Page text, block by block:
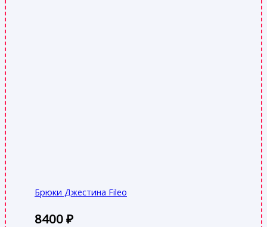
Брюки Джестина Fileo
8400₽